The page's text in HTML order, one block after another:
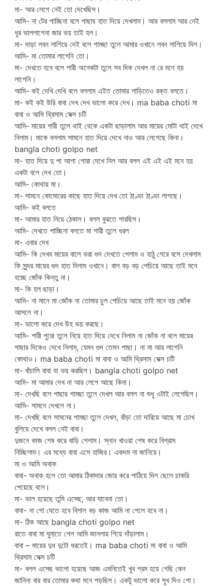
মা- আর লেগে নেই তো দেখেছিস।
আমি- না টের পাচ্ছিনা বলে পাছায় হাত দিয়ে দেখলাম। আর বললাম আর নেই
ধুর ভাললাগেনা জার ভয় তাই হল।
মা- দাড়া লবন লাগিয়ে দেই বলে গামছা তুলে আমার ওখানে লবন লাগিয়ে দিল।
আমি- মা তোমার লাগেনি তো।
মা- দেখতে হবে বলে শারী অনেকটা তুলে সব দিক দেখল না রে মনে হয়
লাগেনি।
আমি- কই দেখি দেখি বলে বললাম এইত তোমার শাড়িতেও রক্ত বলতে।
মা- কই কই উরি বাবা দেখ দেখ ভালো করে দেখ। ma baba choti মা
বাবা ও আমি থ্রিসাম সেক্স চটি
আমি- মায়ের শারী তুলে থাই থেকে একটা ছাড়ালাম আর মায়ের মোটা থাই দেখে
নিলাম। মাকে বললাম সামনে হাত দিয়ে দেখে নাও আর লেগেছে কিনা।
bangla choti golpo net
মা- হাত দিয়ে দু পা আগা গোরা দেখে নিল আর বলল এই এই এই মনে হয়
একটা বলে দেখ তো।
আমি- কোথায় মা।
মা- সামনে কোমোরের কাছে হাত দিয়ে দেখ তো ঠাণ্ডা ঠাণ্ডা লাগছে।
আমি- কই বলতে
মা- আমার হাত নিয়ে ঠেকাল। বলল বুঝতে পারছিস।
আমি- দেখতে পাচ্ছিনা বলতে মা শারী তুলে ধরল
মা- এবার দেখ
আমি- কি দেখব মায়ের বালে ভরা গুদ দেখতে পেলাম ও হাঠু গেরে বসে দেখলাম
কি সুন্দর মায়ের গুদ হাত দিলাম ওখানে। বাল বড় বড় পেচিয়ে আছে তাই মনে
হচ্ছে জোঁক কিন্তু না।
মা- কি হল ছাড়া।
আমি- না মানে মা জোঁক না তোমার চুল পেচিয়ে আছে তাই মনে হয় জোঁক
আসলে না।
মা- ভালো করে দেখ উহ ভয় করছে।
আমি- শারী পুরো তুলে নিয়ে হাত দিয়ে দেখে নিলাম না জোঁক না বলে মায়ের
পাছার দিকেও দেখে নিলাম, যেমন গুদ তেমন পাছা। না মা আর লাগেনি
কোথাও। ma baba choti মা বাবা ও আমি থ্রিসাম সেক্স চটি
মা- বাঁচালি বাবা যা ভয় করছিল। bangla choti golpo net
আমি- মা আমার দেখ না আর লেগে আছে কিনা।
মা- দেখছি বলে পাছার গামছা তুলে দেখল আর বলল না শুধু ওটাই লেগেছিল।
আমি- সামনে দেখলে না।
মা- দেখছি বলে সামনের গামছা তুলে দেখল, বাঁড়া তো দারিয়ে আছে মা চোখ
বুলিয়ে দেখে বলল নেই বাবা।
দুজনে কাজ শেষ করে বাড়ি গেলাম। স্নান খাওয়া শেষ করে বিশ্রাম
নিচ্ছিলাম। এর মধ্যে বাবা এসে হাজির। একদম না জানিয়ে।
মা ও আমি অবাক
বাবা- অবাক হলে তো আমার ঠিকাদার জোর করে পাঠিয়ে দিল ছেলে চাকরি
পেয়েছে বলে।
মা- ভাল হয়েছে তুমি এসেছ, আর যাবেনা তো।
বাবা- না গো যেতে হবে বিশাল বড় কাজ আমি না গেলে হবে না।
মা- ঠিক আছে bangla choti golpo net
রাতে বাবা মা ঘুমাতে গেল আমি জানলায় গিয়ে দাঁড়ালাম।
বাবা – মায়ের দুধ দুটো ধরতেই। ma baba choti মা বাবা ও আমি
থ্রিসাম সেক্স চটি
মা- বলল এসেছ ভালো হয়েছে আজ এমনিতেই খুব গ্রম হয়ে গেছি কেন
জানিনা বার বার তোমার কথা মনে পড়ছিল। একটু ভালো করে সুখ দিও গো।